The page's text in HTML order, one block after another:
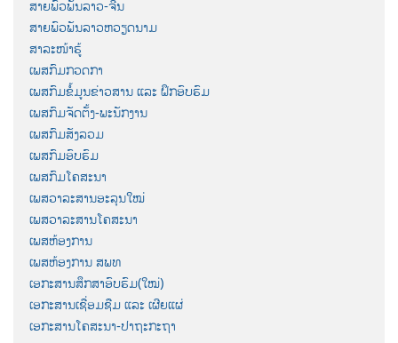
ສາຍພົວພັນລາວ-ຈີນ
ສາຍພົວພັນລາວຫວຽດນາມ
ສາລະໜ້າຮູ້
ເພສກົມກວດກາ
ເພສກົມຂໍ້ມູນຂ່າວສານ ແລະ ຝຶກອົບຮົມ
ເພສກົມຈັດຕັ້ງ-ພະນັກງານ
ເພສກົມສັງລວມ
ເພສກົມອົບຮົມ
ເພສກົມໂຄສະນາ
ເພສວາລະສານອະລຸນໃໝ່
ເພສວາລະສານໂຄສະນາ
ເພສຫ້ອງການ
ເພສຫ້ອງການ ສພທ
ເອກະສານສຶກສາອົບຮົມ(ໃໝ່)
ເອກະສານເຊື່ອມຊືມ ແລະ ເຜີຍແຜ່
ເອກະສານໂຄສະນາ-ປາຖະກະຖາ